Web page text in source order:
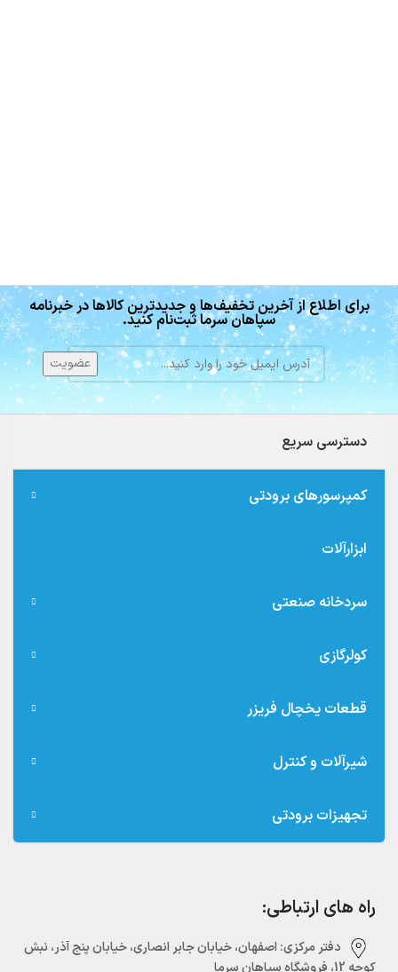
برای اطلاع از آخرین تخفیف‌ها و جدیدترین کالاها در خبرنامه
سپاهان سرما ثبت‌نام کنید.
دسترسی سریع
کمپرسورهای برودتی
ابزارآلات
سردخانه صنعتی
کولرگازی
قطعات یخچال فریزر
شیرآلات و کنترل
تجهیزات برودتی
راه های ارتباطی:
دفتر مرکزی:‌ اصفهان، خیابان جابر انصاری، خیابان پنج آذر، نبش
کوچه 12، فروشگاه سپاهان سرما